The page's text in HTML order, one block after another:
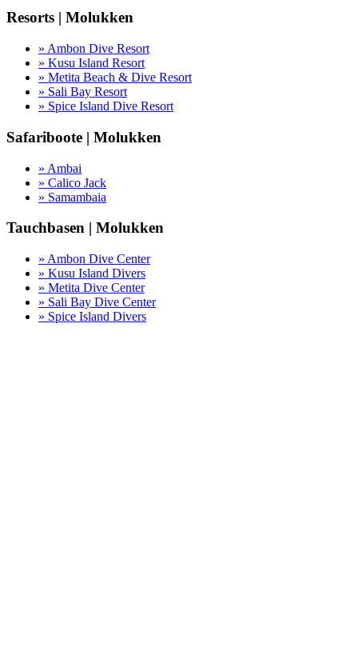
Resorts | Molukken
» Ambon Dive Resort
» Kusu Island Resort
» Metita Beach & Dive Resort
» Sali Bay Resort
» Spice Island Dive Resort
Safariboote | Molukken
» Ambai
» Calico Jack
» Samambaia
Tauchbasen | Molukken
» Ambon Dive Center
» Kusu Island Divers
» Metita Dive Center
» Sali Bay Dive Center
» Spice Island Divers